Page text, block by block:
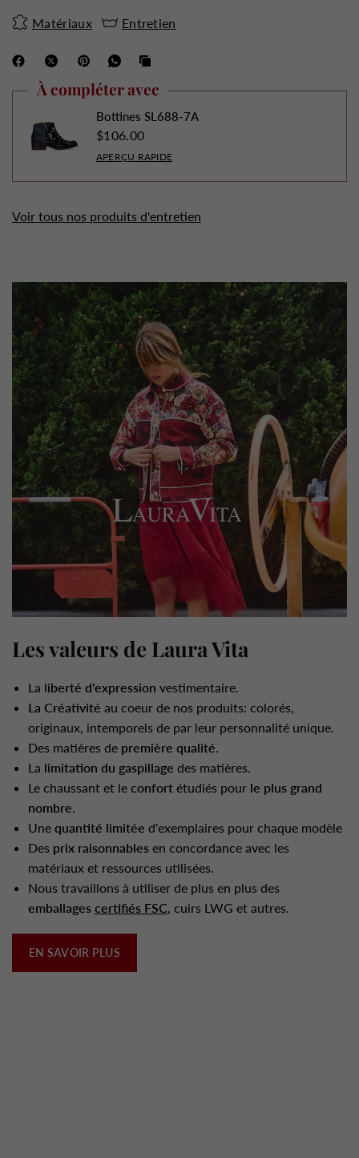
Matériaux Entretien
À compléter avec
Bottines SL688-7A
$106.00
APERÇU RAPIDE
Voir tous nos produits d'entretien
Les valeurs de Laura Vita
La liberté d'expression vestimentaire.
La Créativité au coeur de nos produits: colorés,
originaux, intemporels de par leur personnalité unique.
Des matières de première qualité.
La limitation du gaspillage des matières.
Le chaussant et le confort étudiés pour le plus grand
nombre.
Une quantité limitée d'exemplaires pour chaque modèle
Des prix raisonnables en concordance avec les
matériaux et ressources utilisées.
Nous travaillons à utiliser de plus en plus des
emballages certifiés FSC, cuirs LWG et autres.
EN SAVOIR PLUS